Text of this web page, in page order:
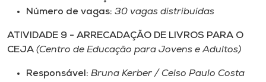
Número de vagas: 30 vagas distribuídas
ATIVIDADE 9 - ARRECADAÇÃO DE LIVROS PARA O
CEJA (Centro de Educação para Jovens e Adultos)
Responsável: Bruna Kerber / Celso Paulo Costa